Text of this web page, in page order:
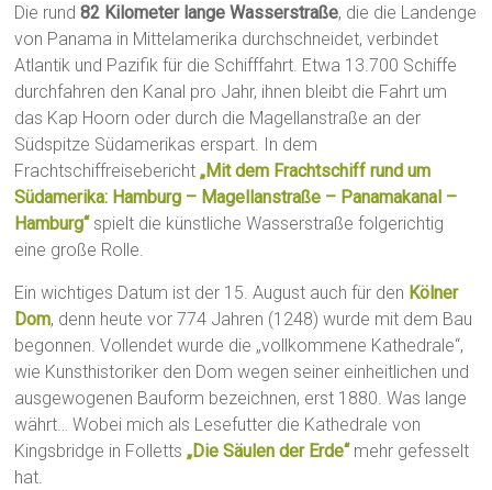
Die rund82 Kilometer lange Wasserstraße, die die Landenge
von Panama in Mittelamerika durchschneidet, verbindet
Atlantik und Pazifik für die Schifffahrt. Etwa 13.700 Schiffe
durchfahren den Kanal pro Jahr, ihnen bleibt die Fahrt um
das Kap Hoorn oder durch die Magellanstraße an der
Südspitze Südamerikas erspart. In dem
Frachtschiffreisebericht„Mit dem Frachtschiff rund um
Südamerika: Hamburg – Magellanstraße – Panamakanal –
Hamburg“spielt die künstliche Wasserstraße folgerichtig
eine große Rolle.
Ein wichtiges Datum ist der 15. August auch für den Kölner
Dom, denn heute vor 774 Jahren (1248) wurde mit dem Bau
begonnen. Vollendet wurde die „vollkommene Kathedrale“,
wie Kunsthistoriker den Dom wegen seiner einheitlichen und
ausgewogenen Bauform bezeichnen, erst 1880. Was lange
währt… Wobei mich als Lesefutter die Kathedrale von
Kingsbridge in Folletts„Die Säulen der Erde“mehr gefesselt
hat.